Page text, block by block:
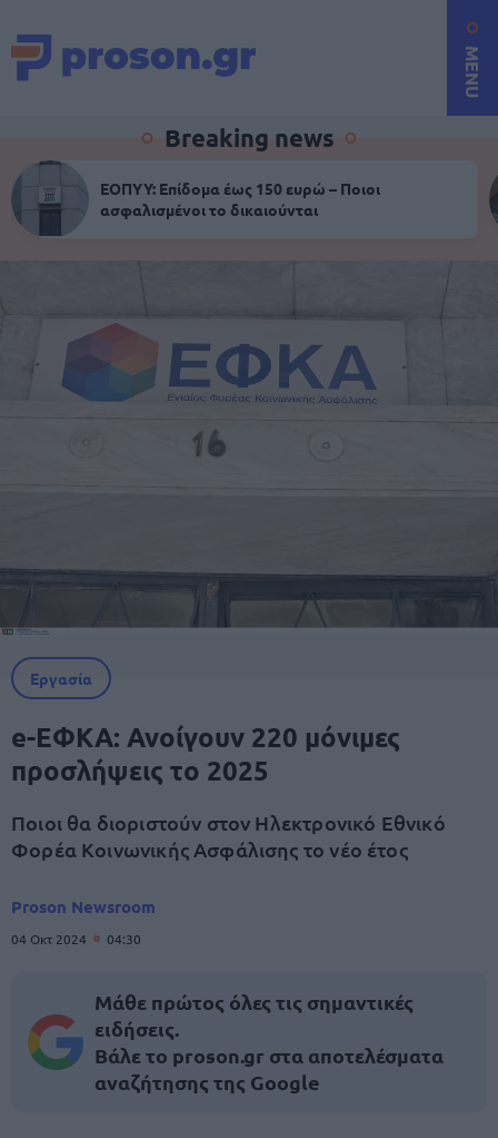
MENU
Breaking news
ΕΟΠΥΥ: Επίδομα έως 150 ευρώ – Ποιοι
ασφαλισμένοι το δικαιούνται
Εργασία
e-ΕΦΚΑ: Ανοίγουν 220 μόνιμες
προσλήψεις το 2025
Ποιοι θα διοριστούν στον Ηλεκτρονικό Εθνικό
Φορέα Κοινωνικής Ασφάλισης το νέο έτος
Proson Newsroom
04 Οκτ 2024 04:30
Μάθε πρώτος όλες τις σημαντικές
ειδήσεις.
Βάλε το proson.gr στα αποτελέσματα
αναζήτησης της Google